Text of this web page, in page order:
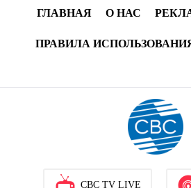
Азербайджан
Армении объявлено
Цены на азербайджанскую нефть
ГЛАВНАЯ О НАС
ПРАВИЛА
CBC TV LIVE